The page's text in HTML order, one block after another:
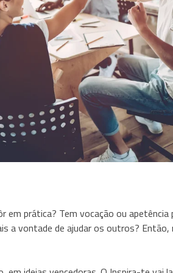
em prática? Tem vocação ou apetência
a vontade de ajudar os outros? Então,